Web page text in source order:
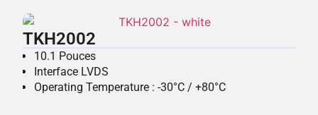
TKH2002
10.1 Pouces
Interface LVDS
Operating Temperature : -30°C / +80°C